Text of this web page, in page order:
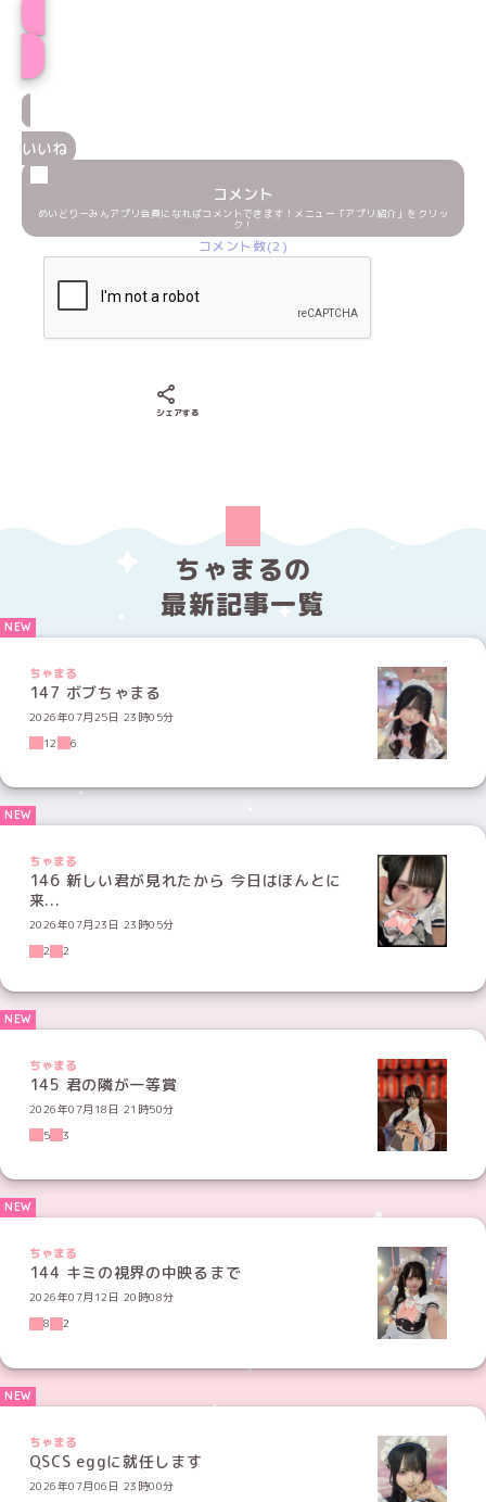
いいね
コメント
めいどりーみんアプリ会員になればコメントできます！メニュー「アプリ紹介」をクリッ
ク！
コメント数(2)
シェアする
ちゃまるの
最新記事一覧
ちゃまる
147 ボブちゃまる
2026年07月25日 23時05分
12
6
ちゃまる
146 新しい君が見れたから 今日はほんとに
来...
2026年07月23日 23時05分
2
2
ちゃまる
145 君の隣が一等賞
2026年07月18日 21時50分
5
3
ちゃまる
144 キミの視界の中映るまで
2026年07月12日 20時08分
8
2
ちゃまる
QSCS eggに就任します
2026年07月06日 23時00分